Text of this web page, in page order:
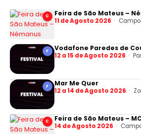
C Feira de São Mateus –
11 de Agosto 2026
F Vodafone Paredes de
12 a 15 de Agosto 2026
F Mar Me Quer
12 a 14 de Agosto 2026
C Feira de São Mateus –
14 de Agosto 2026